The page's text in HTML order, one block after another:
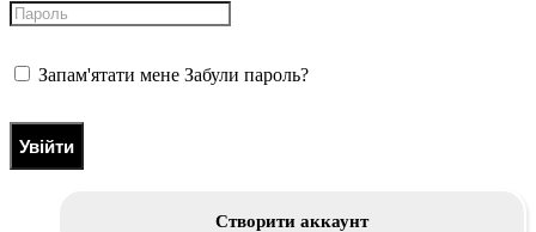
Запам'ятати мене Забули пароль?
Увійти
Створити аккаунт